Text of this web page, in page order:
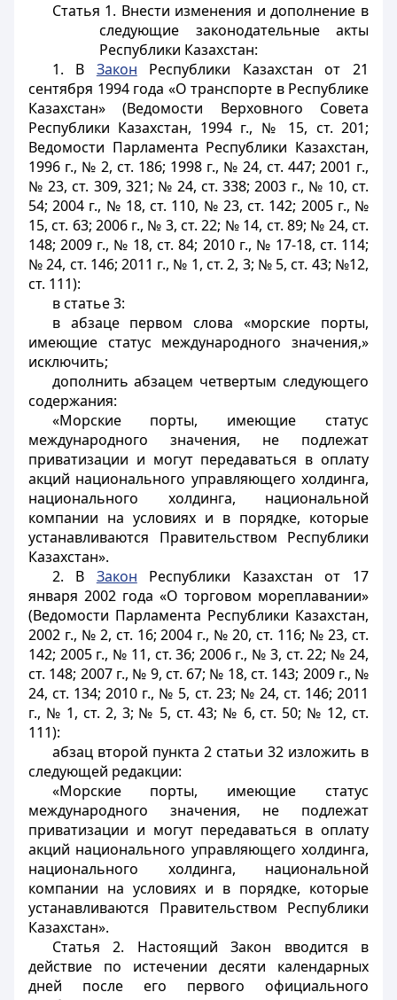
Статья 1. Внести изменения и дополнение в
следующие законодательные акты
Республики Казахстан:
1. В Закон Республики Казахстан от 21
сентября 1994 года «О транспорте в Республике
Казахстан» (Ведомости Верховного Совета
Республики Казахстан, 1994 г., № 15, ст. 201;
Ведомости Парламента Республики Казахстан,
1996 г., № 2, ст. 186; 1998 г., № 24, ст. 447; 2001 г.,
№ 23, ст. 309, 321; № 24, ст. 338; 2003 г., № 10, ст.
54; 2004 г., № 18, ст. 110, № 23, ст. 142; 2005 г., №
15, ст. 63; 2006 г., № 3, ст. 22; № 14, ст. 89; № 24, ст.
148; 2009 г., № 18, ст. 84; 2010 г., № 17-18, ст. 114;
№ 24, ст. 146; 2011 г., № 1, ст. 2, 3; № 5, ст. 43; №12,
ст. 111):
в статье 3:
в абзаце первом слова «морские порты,
имеющие статус международного значения,»
исключить;
дополнить абзацем четвертым следующего
содержания:
«Морские порты, имеющие статус
международного значения, не подлежат
приватизации и могут передаваться в оплату
акций национального управляющего холдинга,
национального холдинга, национальной
компании на условиях и в порядке, которые
устанавливаются Правительством Республики
Казахстан».
2. В Закон Республики Казахстан от 17
января 2002 года «О торговом мореплавании»
(Ведомости Парламента Республики Казахстан,
2002 г., № 2, ст. 16; 2004 г., № 20, ст. 116; № 23, ст.
142; 2005 г., № 11, ст. 36; 2006 г., № 3, ст. 22; № 24,
ст. 148; 2007 г., № 9, ст. 67; № 18, ст. 143; 2009 г., №
24, ст. 134; 2010 г., № 5, ст. 23; № 24, ст. 146; 2011
г., № 1, ст. 2, 3; № 5, ст. 43; № 6, ст. 50; № 12, ст.
111):
абзац второй пункта 2 статьи 32 изложить в
следующей редакции:
«Морские порты, имеющие статус
международного значения, не подлежат
приватизации и могут передаваться в оплату
акций национального управляющего холдинга,
национального холдинга, национальной
компании на условиях и в порядке, которые
устанавливаются Правительством Республики
Казахстан».
Статья 2. Настоящий Закон вводится в
действие по истечении десяти календарных
дней после его первого официального